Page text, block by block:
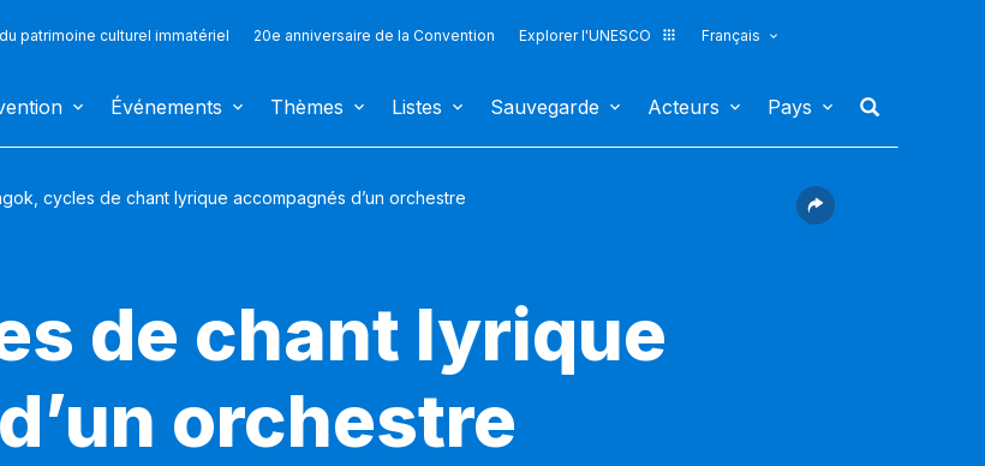
patrimoine culturel immatériel 20e anniversaire de la Convention Explorer l'UNESCO
Français
Événements Thèmes Listes Sauvegarde Acteurs Pays
cycles de chant lyrique accompagnés d’un orchestre
de chant lyrique
orchestre